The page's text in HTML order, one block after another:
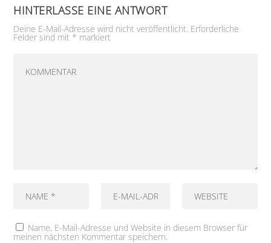
HINTERLASSE EINE ANTWORT
Deine E-Mail-Adresse wird nicht veröffentlicht. Erforderliche
Felder sind mit * markiert
Name, E-Mail-Adresse und Website in diesem Browser für
meinen nächsten Kommentar speichern.